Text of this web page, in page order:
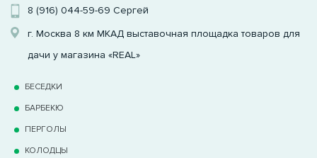
8 (916) 044-59-69 Сергей
г. Москва 8 км МКАД выставочная площадка товаров для
дачи у магазина «REAL»
БЕСЕДКИ
БАРБЕКЮ
ПЕРГОЛЫ
КОЛОДЦЫ